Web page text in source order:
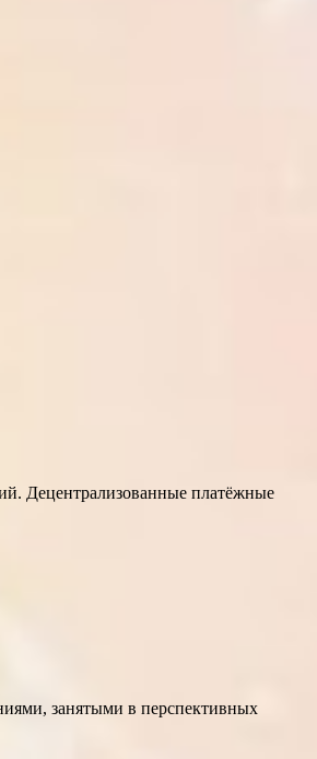
Децентрализованные платёжные
занятыми в перспективных